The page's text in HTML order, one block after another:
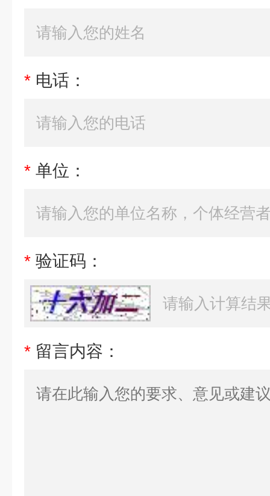
* 电话：
* 单位：
* 验证码：
* 留言内容：